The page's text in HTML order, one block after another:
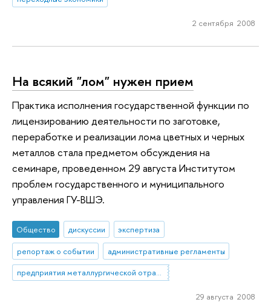
2 сентября 2008
На всякий "лом" нужен прием
Практика исполнения государственной функции по
лицензированию деятельности по заготовке,
переработке и реализации лома цветных и черных
металлов стала предметом обсуждения на
семинаре, проведенном 29 августа Институтом
проблем государственного и муниципального
управления ГУ-ВШЭ.
Общество дискуссии
экспертиза
репортаж о событии
административные регламенты
предприятия металлургической отрасли
29 августа 2008